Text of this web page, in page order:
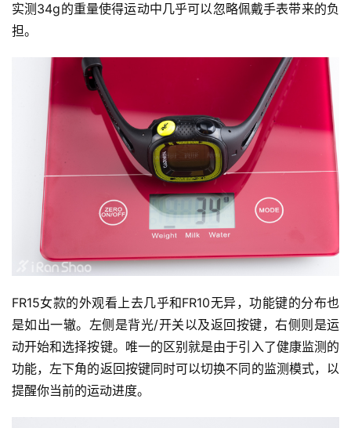
实测34g的重量使得运动中几乎可以忽略佩戴手表带来的负
担。
FR15女款的外观看上去几乎和FR10无异，功能键的分布也
是如出一辙。左侧是背光/开关以及返回按键，右侧则是运
动开始和选择按键。唯一的区别就是由于引入了健康监测的
功能，左下角的返回按键同时可以切换不同的监测模式，以
提醒你当前的运动进度。